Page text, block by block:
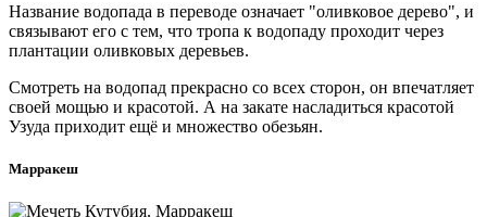
Название водопада в переводе означает "оливковое дерево", и
связывают его с тем, что тропа к водопаду проходит через
плантации оливковых деревьев.
Смотреть на водопад прекрасно со всех сторон, он впечатляет
своей мощью и красотой. А на закате насладиться красотой
Узуда приходит ещё и множество обезьян.
Марракеш